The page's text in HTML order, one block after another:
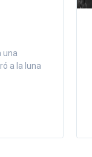
una
a la luna